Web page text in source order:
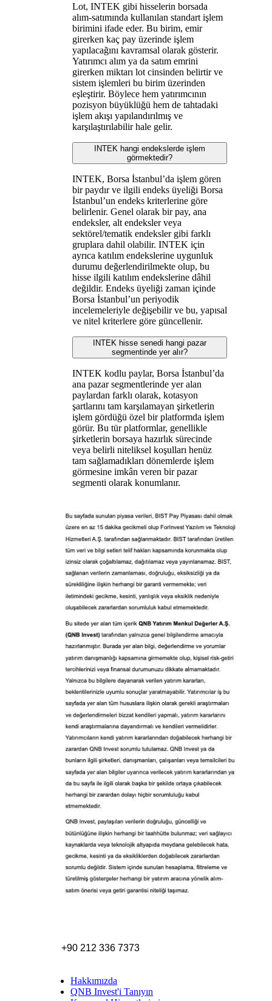
Lot, INTEK gibi hisselerin borsada
alım-satımında kullanılan standart işlem
birimini ifade eder. Bu birim, emir
girerken kaç pay üzerinde işlem
yapılacağını kavramsal olarak gösterir.
Yatırımcı alım ya da satım emrini
girerken miktarı lot cinsinden belirtir ve
sistem işlemleri bu birim üzerinden
eşleştirir. Böylece hem yatırımcının
pozisyon büyüklüğü hem de tahtadaki
işlem akışı yapılandırılmış ve
karşılaştırılabilir hale gelir.
INTEK hangi endekslerde işlem
görmektedir?
INTEK, Borsa İstanbul’da işlem gören
bir paydır ve ilgili endeks üyeliği Borsa
İstanbul’un endeks kriterlerine göre
belirlenir. Genel olarak bir pay, ana
endeksler, alt endeksler veya
sektörel/tematik endeksler gibi farklı
gruplara dahil olabilir. INTEK için
ayrıca katılım endekslerine uygunluk
durumu değerlendirilmekte olup, bu
hisse ilgili katılım endekslerine dâhil
değildir. Endeks üyeliği zaman içinde
Borsa İstanbul’un periyodik
incelemeleriyle değişebilir ve bu, yapısal
ve nitel kriterlere göre güncellenir.
INTEK hisse senedi hangi pazar
segmentinde yer alır?
INTEK kodlu paylar, Borsa İstanbul’da
ana pazar segmentlerinde yer alan
paylardan farklı olarak, kotasyon
şartlarını tam karşılamayan şirketlerin
işlem gördüğü özel bir platformda işlem
görür. Bu tür platformlar, genellikle
şirketlerin borsaya hazırlık sürecinde
veya belirli niteliksel koşulları henüz
tam sağlamadıkları dönemlerde işlem
görmesine imkân veren bir pazar
segmenti olarak konumlanır.
+90 212 336 7373
Hakkımızda
QNB Invest'i Tanıyın